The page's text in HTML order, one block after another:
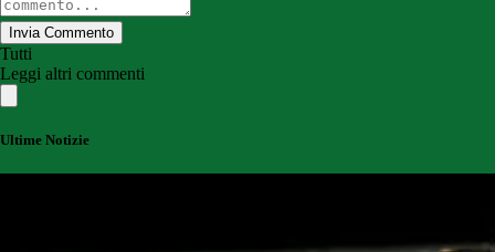
Invia Commento
Tutti
Leggi altri commenti
Ultime Notizie